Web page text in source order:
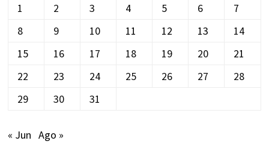
1
2 3 4 5 6
7
8
9 10 11 12 13
14
15
16 17 18 19 20
21
22
23 24 25 26 27
28
29
30 31
« Jun Ago »